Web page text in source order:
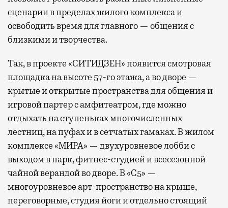
сценарии в пределах жилого комплекса и
освободить время для главного — общения с
близкими и творчества.
Так, в проекте «СИТИДЗЕН» появится смотровая
площадка на высоте 57-го этажа, а во дворе —
крытые и открытые пространства для общения и
игровой партер с амфитеатром, где можно
отдыхать на ступеньках многочисленных
лестниц, на пуфах и в сетчатых гамаках. В жилом
комплексе «МИРА» — двухуровневое лобби с
выходом в парк, фитнес-студией и всесезонной
чайной верандой во дворе. В «С5» —
многоуровневое арт-пространство на крыше,
переговорные, студия йоги и отдельно стоящий